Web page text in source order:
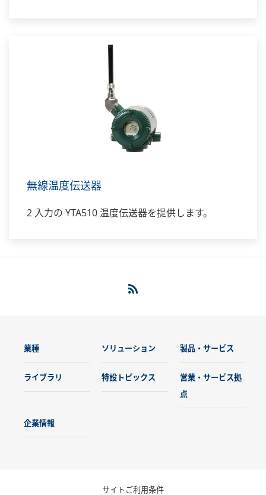
無線温度伝送器
2 入力の YTA510 温度伝送器を提供します。
業種 ソリューション 製品・サービス
ライブラリ 特設トピックス
営業・サービス拠
点
企業情報
サイトご利用条件